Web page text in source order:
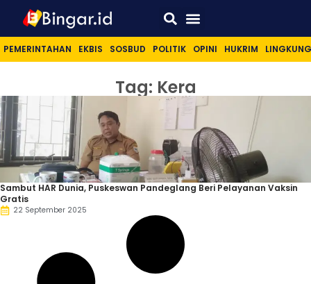
PEMERINTAHAN EKBIS SOSBUD POLITIK OPINI HUKRIM
Tag: Kera
Sambut HAR Dunia, Puskeswan Pandeglang Beri Pelayanan Vaksin
Gratis
22 September 2025